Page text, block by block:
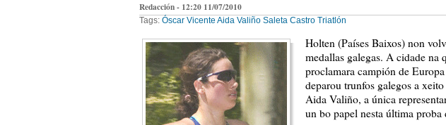
Redacción - 12:20 11/07/2010
Tags: Óscar Vicente Aida Valiño Saleta Castro Triatlón
Holten (Países Baixos) non
medallas galegas. A cidade na
proclamara campión de
deparou trunfos galegos a
Aida Valiño, a única
un bo papel nesta última